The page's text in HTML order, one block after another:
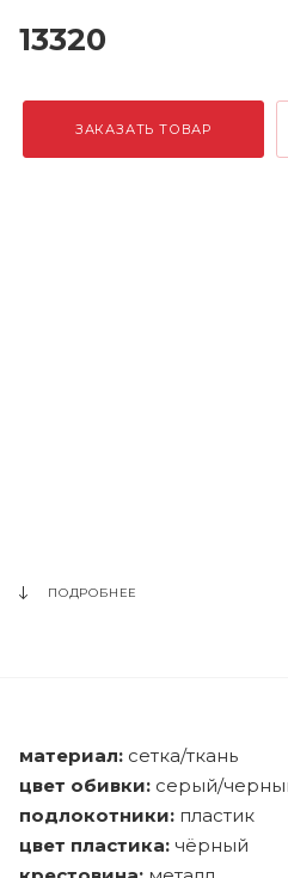
13320
ЗАКАЗАТЬ ТОВАР
ПОДРОБНЕЕ
материал: сетка/ткань
цвет обивки: серый/
подлокотники: пластик
цвет пластика: чёрный